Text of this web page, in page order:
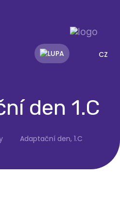
CZ
den 1.C
Adaptační den, 1.C